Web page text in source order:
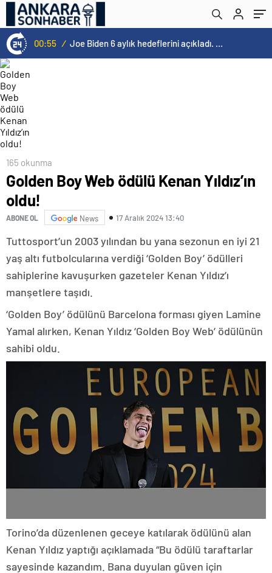
00:55 / Joe Biden 6 aylık hedeflerini açıkladı. Senato buz gibi…
165 okunma
Golden Boy Web ödülü Kenan Yıldız’ın
oldu!
ABONE OL News 17 Aralık 2024 13:40
Tuttosport’un 2003 yılından bu yana sezonun en iyi 21
yaş altı futbolcularına verdiği ‘Golden Boy’ ödülleri
sahiplerine kavuşurken gazeteler Kenan Yıldız’ı
manşetlere taşıdı.
‘Golden Boy’ ödülünü Barcelona forması giyen Lamine
Yamal alırken, Kenan Yıldız ‘Golden Boy Web’ ödülünün
sahibi oldu.
Torino’da düzenlenen geceye katılarak ödülünü alan
Kenan Yıldız yaptığı açıklamada “Bu ödülü taraftarlar
sayesinde kazandım. Bana duyulan güven için